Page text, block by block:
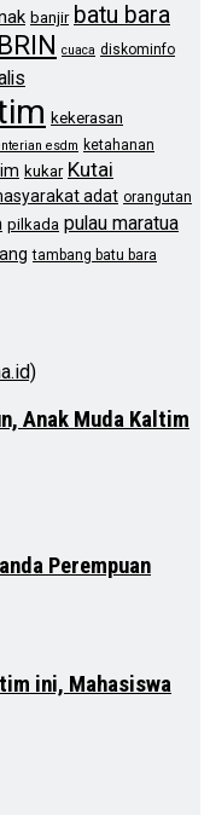
banjir batu bara
BRIN cuaca diskominfo
kekerasan
esdm ketahanan
kukar Kutai
adat orangutan
pilkada pulau maratua
tambang batu bara
Anak Muda Kaltim
Perempuan
ini, Mahasiswa